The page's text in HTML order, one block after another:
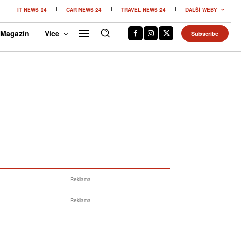
IT NEWS 24 CAR NEWS 24 TRAVEL NEWS 24 DALŠÍ WEBY
Magazín Více Subscribe
Reklama
Reklama